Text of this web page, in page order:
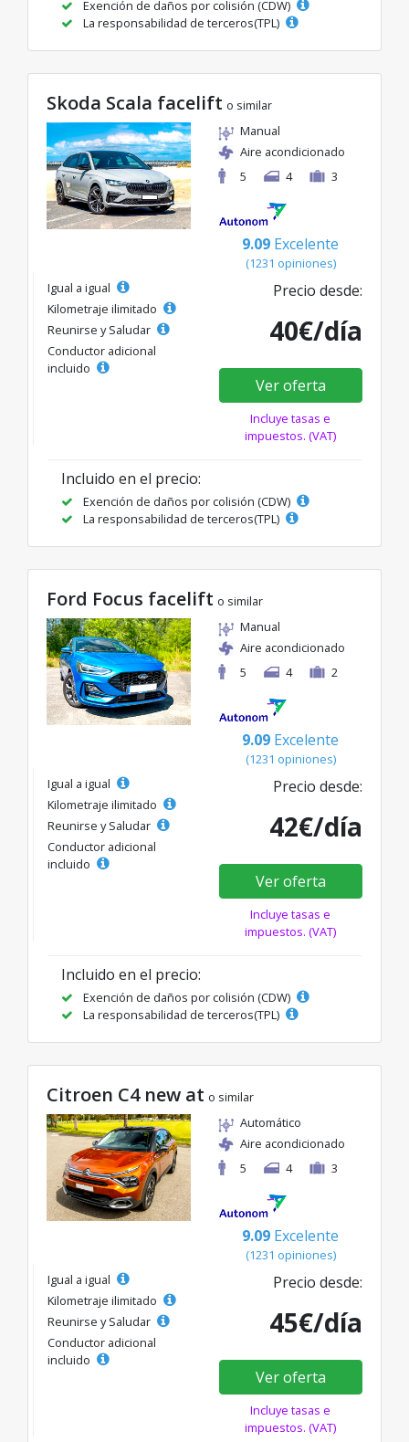
Exención de daños por colisión (CDW)
La responsabilidad de terceros(TPL)
Skoda Scala facelift o similar
Manual
Aire acondicionado
5
4 3
9.09 Excelente
(1231 opiniones)
Igual a igual
Kilometraje ilimitado
Reunirse y Saludar
Conductor adicional
incluido
Precio desde:
40€/día
Ver oferta
Incluye tasas e
impuestos. (VAT)
Incluido en el precio:
Exención de daños por colisión (CDW)
La responsabilidad de terceros(TPL)
Ford Focus facelift o similar
Manual
Aire acondicionado
5
4 2
9.09 Excelente
(1231 opiniones)
Igual a igual
Kilometraje ilimitado
Reunirse y Saludar
Conductor adicional
incluido
Precio desde:
42€/día
Ver oferta
Incluye tasas e
impuestos. (VAT)
Incluido en el precio:
Exención de daños por colisión (CDW)
La responsabilidad de terceros(TPL)
Citroen C4 new at o similar
Automático
Aire acondicionado
5
4 3
9.09 Excelente
(1231 opiniones)
Igual a igual
Kilometraje ilimitado
Reunirse y Saludar
Conductor adicional
incluido
Precio desde:
45€/día
Ver oferta
Incluye tasas e
impuestos. (VAT)